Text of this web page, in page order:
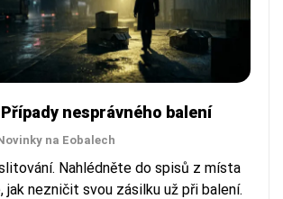
nesprávného balení
na Eobalech
Nahlédněte do spisů z místa
jak nezničit svou zásilku už při balení.